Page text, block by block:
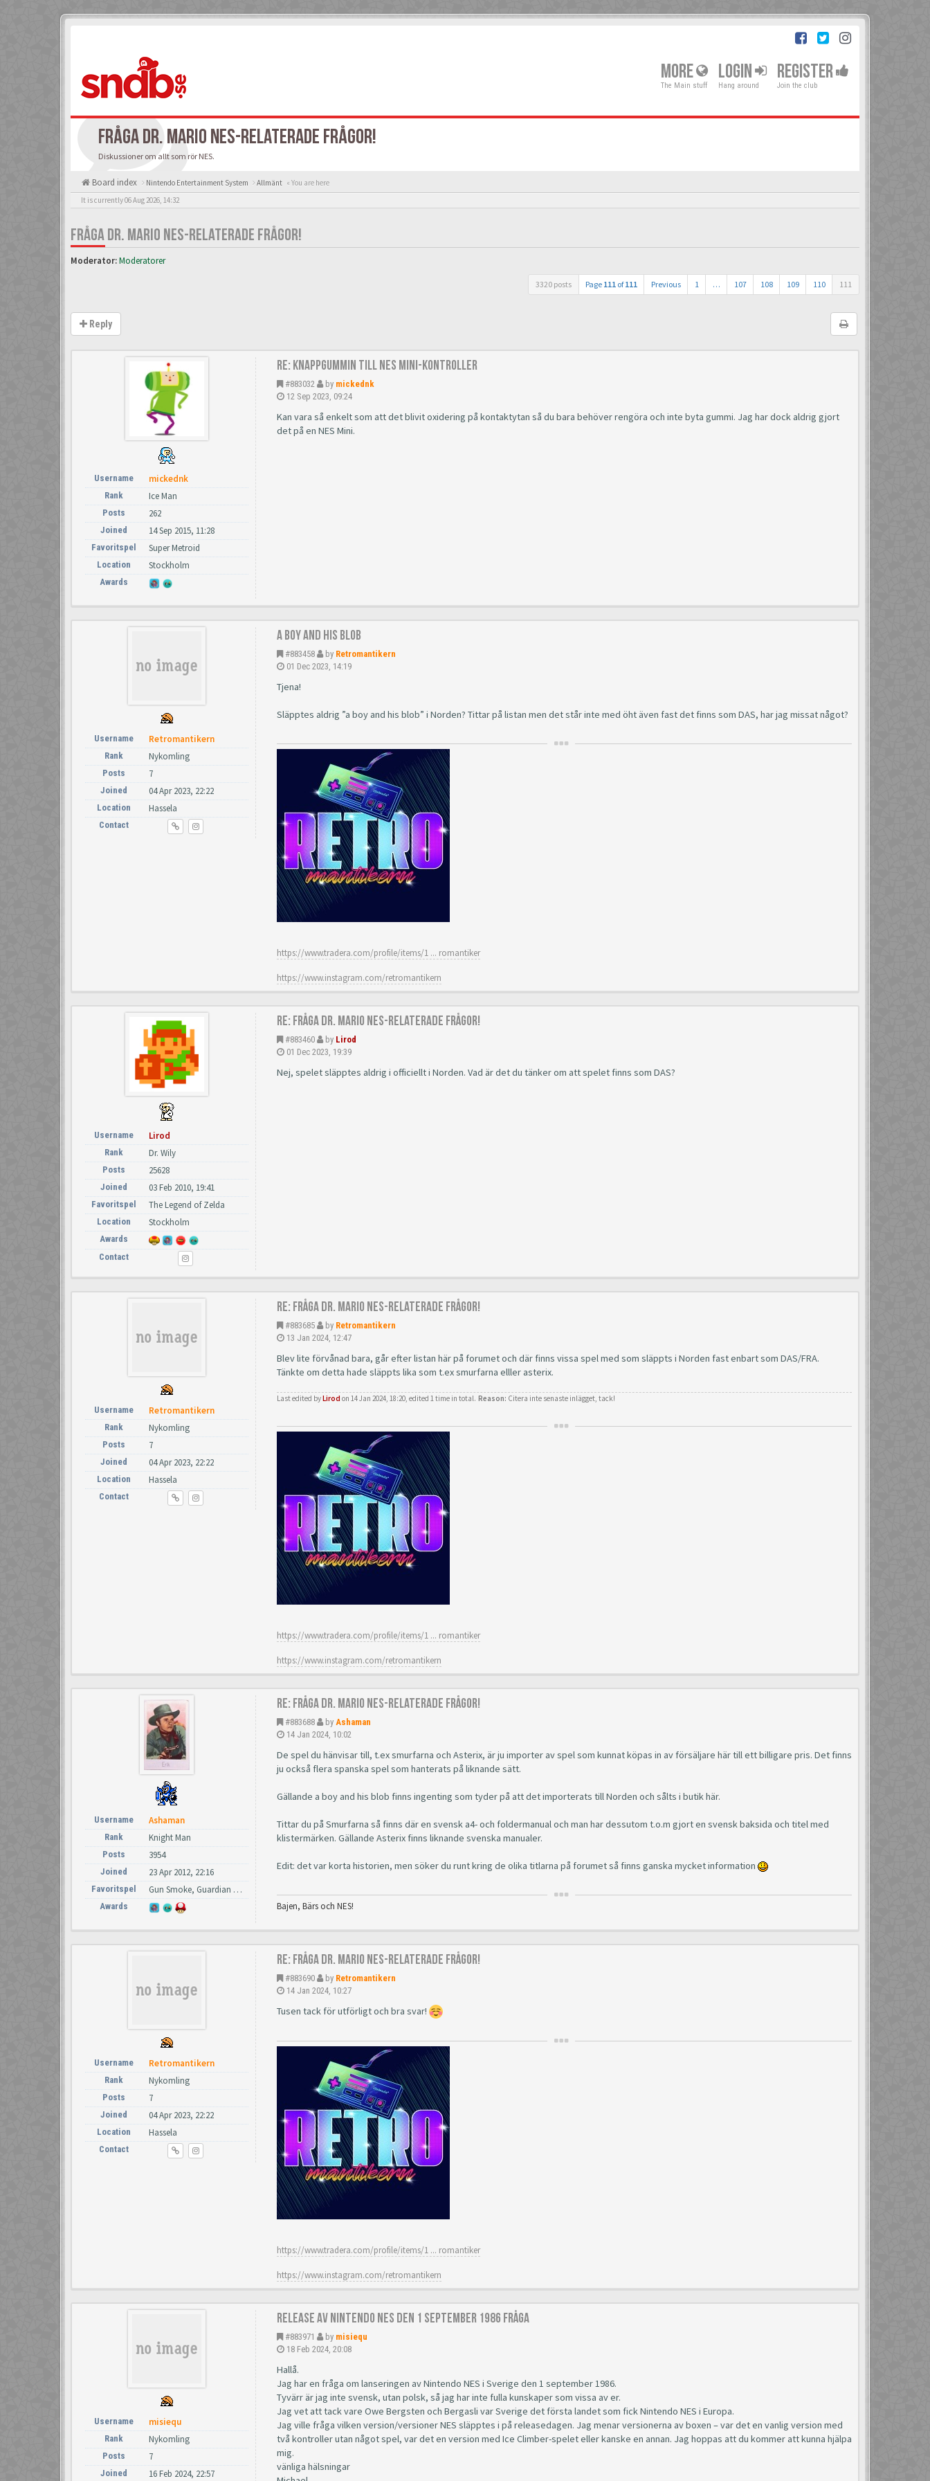
MORE
The Main stuff
LOGIN
Hang around
REGISTER
Join the club
FRÅGA DR. MARIO NES-RELATERADE FRÅGOR!
Diskussioner om allt som rör NES.
Board index Nintendo Entertainment System Allmänt « You are here
It is currently 06 Aug 2026, 14:32
FRÅGA DR. MARIO NES-RELATERADE FRÅGOR!
Moderator:Moderatorer
3320 posts Page 111 of111 Previous 1 … 107 108 109 110 111
Reply
Re: Knappgummin till Nes Mini-kontroller
#883032 by mickednk
12 Sep 2023, 09:24
Kan vara så enkelt som att det blivit oxidering på kontaktytan så du bara behöver rengöra och inte byta gummi. Jag har dock aldrig gjort
det på en NES Mini.
Username mickednk
Rank Ice Man
Posts 262
Joined 14 Sep 2015, 11:28
Favoritspel Super Metroid
Location Stockholm
Awards
A boy and his blob
#883458 by Retromantikern
01 Dec 2023, 14:19
Tjena!
Släpptes aldrig ”a boy and his blob” i Norden? Tittar på listan men det står inte med öht även fast det finns som DAS, har jag missat något?
https://www.tradera.com/profile/items/1 ... romantiker
https://www.instagram.com/retromantikern
Username Retromantikern
Rank Nykomling
Posts 7
Joined 04 Apr 2023, 22:22
Location Hassela
Contact
Re: Fråga Dr. Mario NES-relaterade frågor!
#883460 by Lirod
01 Dec 2023, 19:39
Nej, spelet släpptes aldrig i officiellt i Norden. Vad är det du tänker om att spelet finns som DAS?
Username Lirod
Rank Dr. Wily
Posts 25628
Joined 03 Feb 2010, 19:41
Favoritspel The Legend of Zelda
Location Stockholm
Awards
Contact
Re: Fråga Dr. Mario NES-relaterade frågor!
#883685 by Retromantikern
13 Jan 2024, 12:47
Blev lite förvånad bara, går efter listan här på forumet och där finns vissa spel med som släppts i Norden fast enbart som DAS/FRA.
Tänkte om detta hade släppts lika som t.ex smurfarna elller asterix.
Last edited byLirod on 14 Jan 2024, 18:20, edited 1 time in total. Reason: Citera inte senaste inlägget, tack!
https://www.tradera.com/profile/items/1 ... romantiker
https://www.instagram.com/retromantikern
Username Retromantikern
Rank Nykomling
Posts 7
Joined 04 Apr 2023, 22:22
Location Hassela
Contact
Re: Fråga Dr. Mario NES-relaterade frågor!
#883688 by Ashaman
14 Jan 2024, 10:02
De spel du hänvisar till, t.ex smurfarna och Asterix, är ju importer av spel som kunnat köpas in av försäljare här till ett billigare pris. Det finns
ju också flera spanska spel som hanterats på liknande sätt.
Gällande a boy and his blob finns ingenting som tyder på att det importerats till Norden och sålts i butik här.
Tittar du på Smurfarna så finns där en svensk a4- och foldermanual och man har dessutom t.o.m gjort en svensk baksida och titel med
klistermärken. Gällande Asterix finns liknande svenska manualer.
Edit: det var korta historien, men söker du runt kring de olika titlarna på forumet så finns ganska mycket information
Bajen, Bärs och NES!
Username Ashaman
Rank Knight Man
Posts 3954
Joined 23 Apr 2012, 22:16
Favoritspel Gun Smoke, Guardian Legend!
Awards
Re: Fråga Dr. Mario NES-relaterade frågor!
#883690 by Retromantikern
14 Jan 2024, 10:27
Tusen tack för utförligt och bra svar!
https://www.tradera.com/profile/items/1 ... romantiker
https://www.instagram.com/retromantikern
Username Retromantikern
Rank Nykomling
Posts 7
Joined 04 Apr 2023, 22:22
Location Hassela
Contact
Release av Nintendo NES den 1 september 1986 fråga
#883971 by misiequ
18 Feb 2024, 20:08
Hallå.
Jag har en fråga om lanseringen av Nintendo NES i Sverige den 1 september 1986.
Tyvärr är jag inte svensk, utan polsk, så jag har inte fulla kunskaper som vissa av er.
Jag vet att tack vare Owe Bergsten och Bergasli var Sverige det första landet som fick Nintendo NES i Europa.
Jag ville fråga vilken version/versioner NES släpptes i på releasedagen. Jag menar versionerna av boxen – var det en vanlig version med
två kontroller utan något spel, var det en version med Ice Climber-spelet eller kanske en annan. Jag hoppas att du kommer att kunna hjälpa
mig.
vänliga hälsningar
Username misiequ
Rank Nykomling
Posts 7
Joined 16 Feb 2024, 22:57